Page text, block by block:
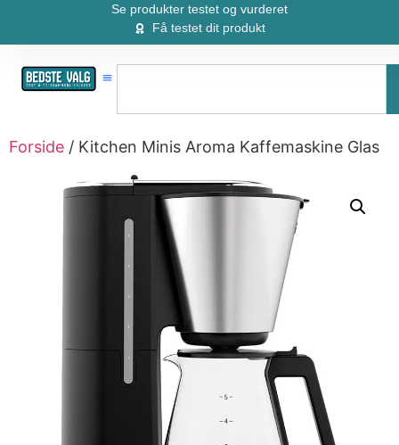
Se produkter testet og vurderet
Få testet dit produkt
Forside / Kitchen Minis Aroma Kaffemaskine Glas